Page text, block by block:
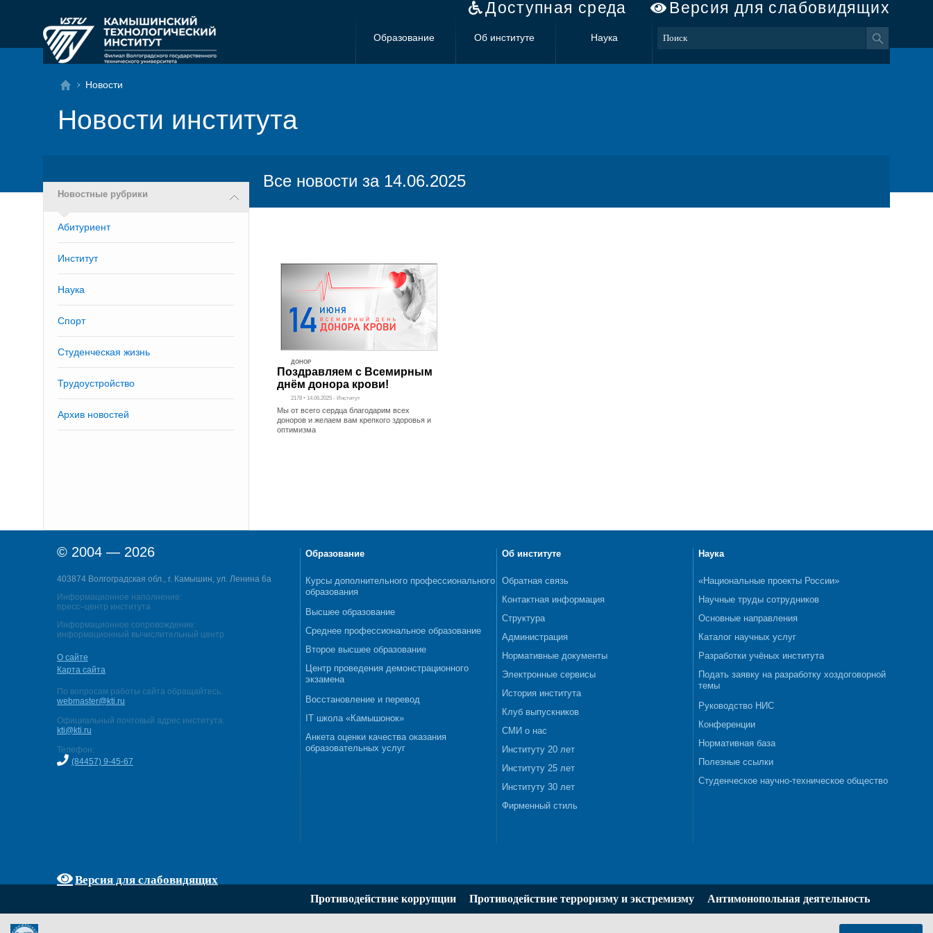
Доступная среда Версия для слабовидящих
Образование Об институте Наука
Новости
Новости института
Новостные рубрики
Абитуриент
Институт
Наука
Спорт
Студенческая жизнь
Трудоустройство
Архив новостей
Все новости за 14.06.2025
ДОНОР
Поздравляем с Всемирным
днём донора крови!
2178 • 14.06.2025 - Институт
Мы от всего сердца благодарим всех
доноров и желаем вам крепкого здоровья и
оптимизма
© 2004 — 2026
403874 Волгоградская обл., г. Камышин, ул. Ленина 6а
Информационное наполнение:
пресс–центр института
Информационное сопровождение:
информационный вычислительный центр
О сайте
Карта сайта
По вопросам работы сайта обращайтесь:
webmaster@kti.ru
Официальный почтовый адрес института:
kti@kti.ru
Телефон:
(84457) 9-45-67
Версия для слабовидящих
Образование
Курсы дополнительного профессионального
образования
Высшее образование
Среднее профессиональное образование
Второе высшее образование
Центр проведения демонстрационного
экзамена
Восстановление и перевод
IT школа «Камышонок»
Анкета оценки качества оказания
образовательных услуг
Об институте
Обратная связь
Контактная информация
Структура
Администрация
Нормативные документы
Электронные сервисы
История института
Клуб выпускников
СМИ о нас
Институту 20 лет
Институту 25 лет
Институту 30 лет
Фирменный стиль
Наука
«Национальные проекты России»
Научные труды сотрудников
Основные направления
Каталог научных услуг
Разработки учёных института
Подать заявку на разработку хоздоговорной
темы
Руководство НИС
Конференции
Нормативная база
Полезные ссылки
Студенческое научно-техническое общество
Противодействие коррупции Противодействие терроризму и экстремизму Антимонопольная деятельность